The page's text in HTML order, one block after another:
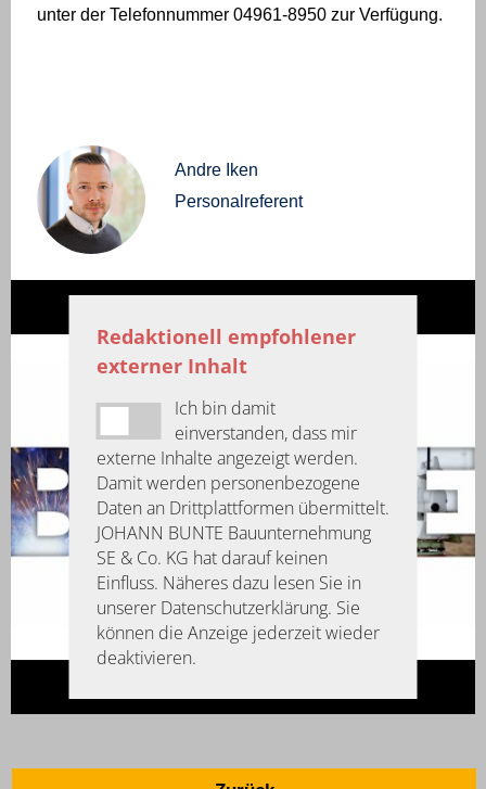
unter der Telefonnummer 04961-8950 zur Verfügung.
Andre Iken
Personalreferent
Redaktionell empfohlener
externer Inhalt
Ich bin damit
einverstanden, dass mir
externe Inhalte angezeigt werden.
Damit werden personenbezogene
Daten an Drittplattformen übermittelt.
JOHANN BUNTE Bauunternehmung
SE & Co. KG hat darauf keinen
Einfluss. Näheres dazu lesen Sie in
unserer Datenschutzerklärung. Sie
können die Anzeige jederzeit wieder
deaktivieren.